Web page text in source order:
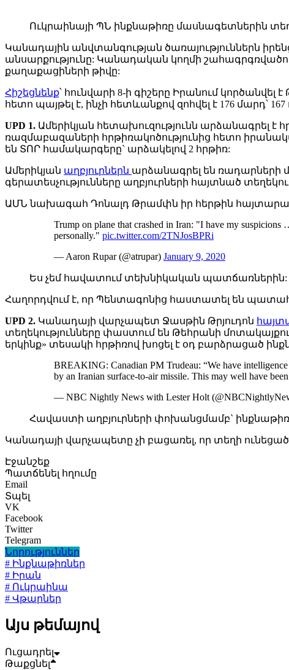
Ուկրաինայի ՊՆ ինքնաթիռը մասնագետներին
Կանադային անվտանգության ծառայություններն
անսարքությունը: Կանադական կողմի
քաղաքացիների թիվը:
Հիշեցնենք՝ հունվարի 8-ի գիշերը Իրանում
հետո պայթել է, ինչի հետևանքով զոհվել է 176 մարդ՝
UPD 1. Ամերիկյան հետախուզությունն արձանագրել է
ռազմաբազաների հրթիռակոծությունից հետո
են ՏՈՐ համակարգերը` արձակելով 2 հրթիռ:
Ամերիկյան աղբյուրներն արձանագրել են ռադարների
գերատեսչությունները աղբյուրների հայտնած
ԱՄՆ նախագահ Դոնալդ Թրամփն իր հերթին
Trump on plane that crashed in Iran: "I have my
personally." pic.twitter.com/2TNJosBPRi
— Aaron Rupar (@atrupar) January 9, 2020
Ես չեմ հավատում տեխնիկական պատճառներին:
Հաղորդվում է, որ Պենտագոնից հաստատել են
UPD 2. Կանադայի վարչապետ Ջասթին Թրյուդոն
տեղեկությունները փաստում են Թեհրանի
երկինք» տեսակի հրթիռով խոցել է օդ բարձրացած
BREAKING: Canadian PM Trudeau: “We have
by an Iranian surface-to-air missile. This may well have
— NBC Nightly News with Lester Holt
Հավաստի աղբյուրների փոխանցմամբ`
Կանադայի վարչապետը չի բացառել, որ տեղի
Էջանշեք
Պատճենել հղումը
Email
Տպել
VK
Facebook
Twitter
Telegram
Նորություններ
# Ինքնաթիռներ
# Իրան
# Ուկրաինա
# Վթարներ
Այս թեմայով
Ուցադրել
Թաքցնել